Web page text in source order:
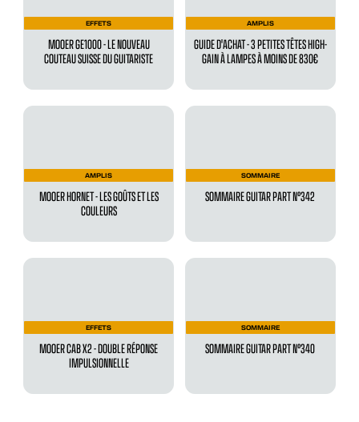
EFFETS
MOOER GE1000 - LE NOUVEAU
COUTEAU SUISSE DU GUITARISTE
AMPLIS
GUIDE D'ACHAT - 3 PETITES TÊTES HIGH-
GAIN À LAMPES À MOINS DE 830€
AMPLIS
MOOER HORNET - LES GOÛTS ET LES
COULEURS
SOMMAIRE
SOMMAIRE GUITAR PART N°342
EFFETS
MOOER CAB X2 - DOUBLE RÉPONSE
IMPULSIONNELLE
SOMMAIRE
SOMMAIRE GUITAR PART N°340